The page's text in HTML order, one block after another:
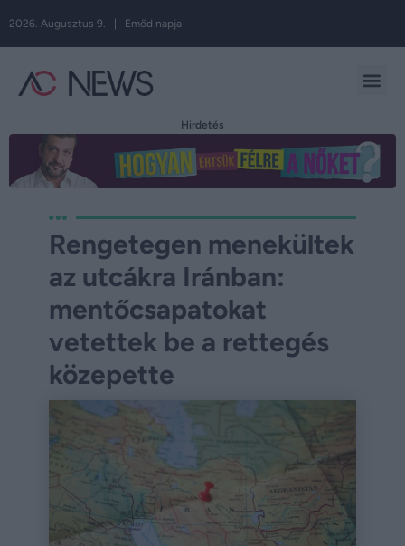
2026. Augusztus 9. | Emőd napja
Hirdetés
Rengetegen menekültek
az utcákra Iránban:
mentőcsapatokat
vetettek be a rettegés
közepette